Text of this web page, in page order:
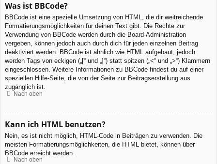
Was ist BBCode?
BBCode ist eine spezielle Umsetzung von HTML, die dir weitreichende
Formatierungsmöglichkeiten für deinen Text gibt. Die Rechte zur
Verwendung von BBCode werden durch die Board-Administration
vergeben, können jedoch auch durch dich für jeden einzelnen Beitrag
deaktiviert werden. BBCode ist ähnlich wie HTML aufgebaut, jedoch
werden Tags von eckigen („[“ und „]“) statt spitzen („<“ und „>“) Klammern
eingeschlossen. Weitere Informationen zu BBCode findest du auf einer
speziellen Hilfe-Seite, die von der Seite zur Beitragserstellung aus
zugänglich ist.
Nach oben
Kann ich HTML benutzen?
Nein, es ist nicht möglich, HTML-Code in Beiträgen zu verwenden. Die
meisten Formatierungsmöglichkeiten, die HTML bietet, können über
BBCode erreicht werden.
Nach oben